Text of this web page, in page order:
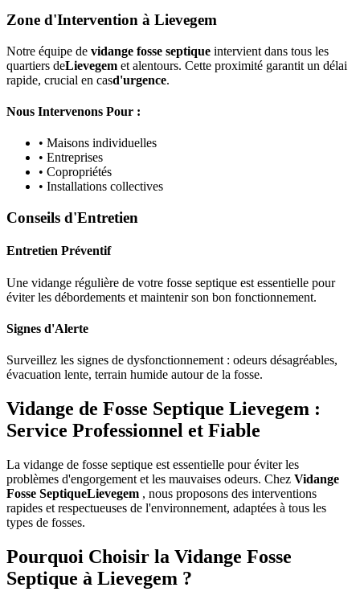
Zone d'Intervention à Lievegem
Notre équipe de vidange fosse septique intervient dans tous les
quartiers deLievegem et alentours. Cette proximité garantit un délai
rapide, crucial en casd'urgence.
Nous Intervenons Pour :
• Maisons individuelles
• Entreprises
• Copropriétés
• Installations collectives
Conseils d'Entretien
Entretien Préventif
Une vidange régulière de votre fosse septique est essentielle pour
éviter les débordements et maintenir son bon fonctionnement.
Signes d'Alerte
Surveillez les signes de dysfonctionnement : odeurs désagréables,
évacuation lente, terrain humide autour de la fosse.
Vidange de Fosse Septique Lievegem :
Service Professionnel et Fiable
La vidange de fosse septique est essentielle pour éviter les
problèmes d'engorgement et les mauvaises odeurs. Chez Vidange
Fosse SeptiqueLievegem , nous proposons des interventions
rapides et respectueuses de l'environnement, adaptées à tous les
types de fosses.
Pourquoi Choisir la Vidange Fosse
Septique à Lievegem ?